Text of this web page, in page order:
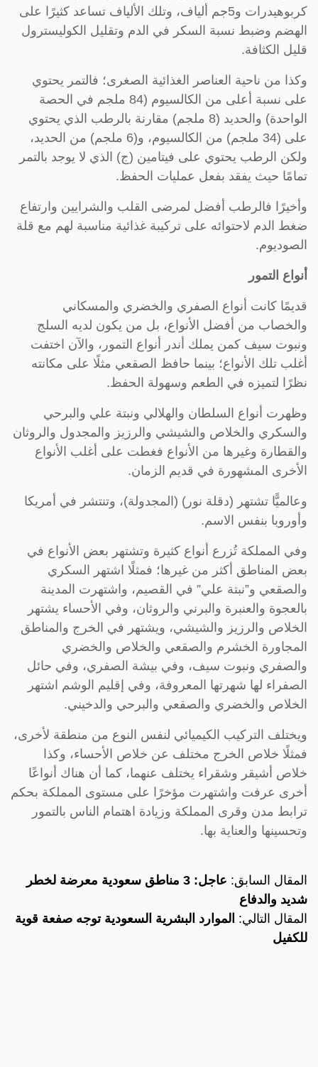
كربوهيدرات و5جم ألياف، وتلك الألياف تساعد كثيرًا على
الهضم وضبط نسبة السكر في الدم وتقليل الكوليسترول
قليل الكثافة.
وكذا من ناحية العناصر الغذائية الصغرى؛ فالتمر يحتوي
على نسبة أعلى من الكالسيوم (84 ملجم في الحصة
الواحدة) والحديد (8 ملجم) مقارنة بالرطب الذي يحتوي
على (34 ملجم) من الكالسيوم، و(6 ملجم) من الحديد،
ولكن الرطب يحتوي على فيتامين (ج) الذي لا يوجد بالتمر
تمامًا حيث يفقد بفعل عمليات الحفظ.
وأخيرًا فالرطب أفضل لمرضى القلب والشرايين وارتفاع
ضغط الدم لاحتوائه على تركيبة غذائية مناسبة لهم مع قلة
الصوديوم.
أنواع التمور
قديمًا كانت أنواع الصفري والخضري والمسكاني
والخصاب من أفضل الأنواع، بل من يكون لديه السلج
ونبوت سيف كمن يملك أندر أنواع التمور، والآن اختفت
أغلب تلك الأنواع؛ بينما حافظ الصقعي مثلًا على مكانته
نظرًا لتميزه في الطعم وسهولة الحفظ.
وظهرت أنواع السلطان والهلالي ونبتة علي والبرحي
والسكري والخلاص والشيشي والرزيز والمجدول والروثان
والقطارة وغيرها من الأنواع فغطت على أغلب الأنواع
الأخرى المشهورة في قديم الزمان.
وعالميًّا تشتهر (دقلة نور) (المجدولة)، وتنتشر في أمريكا
وأوروبا بنفس الاسم.
وفي المملكة تُزرع أنواع كثيرة وتشتهر بعض الأنواع في
بعض المناطق أكثر من غيرها؛ فمثلًا اشتهر السكري
والصقعي و”نبتة علي” في القصيم، واشتهرت المدينة
بالعجوة والعنبرة والبرني والروثان، وفي الأحساء يشتهر
الخلاص والرزيز والشيشي، ويشتهر في الخرج والمناطق
المجاورة الخشرم والصقعي والخلاص والخضري
والصفري ونبوت سيف، وفي بيشة الصفري، وفي حائل
الصفراء لها شهرتها المعروفة، وفي إقليم الوشم اشتهر
الخلاص والخضري والصقعي والبرحي والدخيني.
ويختلف التركيب الكيميائي لنفس النوع من منطقة لأخرى،
فمثلًا خلاص الخرج مختلف عن خلاص الأحساء، وكذا
خلاص أشيقر وشقراء يختلف عنهما، كما أن هناك أنواعًا
أخرى عرفت واشتهرت مؤخرًا على مستوى المملكة بحكم
ترابط مدن وقرى المملكة وزيادة اهتمام الناس بالتمور
وتحسينها والعناية بها.
المقال السابق:
عاجل: 3 مناطق سعودية معرضة لخطر
شديد والدفاع
المقال التالي: الموارد البشرية السعودية توجه صفعة قوية
للكفيل